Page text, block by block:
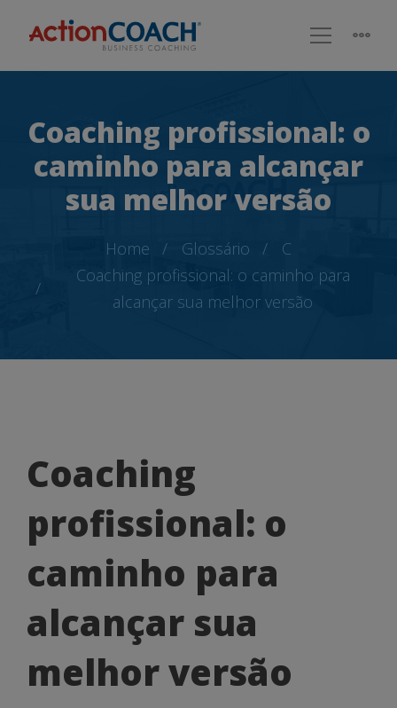
Coaching profissional: o
caminho para alcançar
sua melhor versão
Home Glossário
C
Coaching profissional: o caminho para
alcançar sua melhor versão
Coaching
profissional:
o
caminho
para
alcançar
sua
Coaching
profissional: o
caminho para
alcançar sua
melhor versão